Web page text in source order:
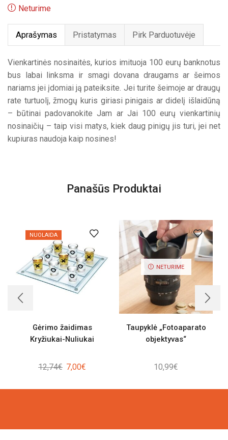
Neturime
Aprašymas Pristatymas Pirk Parduotuvėje
Vienkartinės nosinaitės, kurios imituoja 100 eurų banknotus
bus labai linksma ir smagi dovana draugams ar šeimos
nariams jei įdomiai ją pateiksite. Jei turite šeimoje ar draugų
rate turtuolį, žmogų kuris giriasi pinigais ar didelį išlaidūną
– būtinai padovanokite Jam ar Jai 100 eurų vienkartinių
nosinaičių – taip visi matys, kiek daug pinigų jis turi, jei net
kupiuras naudoja kaip nosines!
Panašūs Produktai
NUOLAIDA
Gėrimo žaidimas
Kryžiukai-Nuliukai
12,74€ Original
was:
7,00€
is:
NETURIME
Taupyklė „Fotoaparato
objektyvas“
10,99€